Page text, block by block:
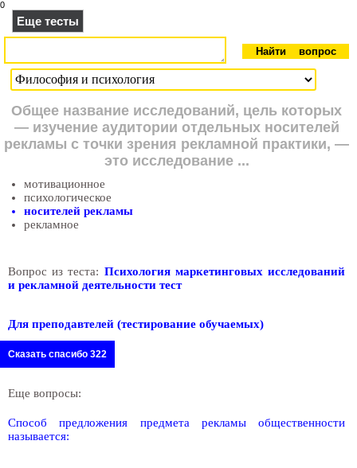
0
Еще тесты
Общее название исследований, цель которых
— изучение аудитории отдельных носителей
рекламы с точки зрения рекламной практики, —
это исследование ...
мотивационное
психологическое
носителей рекламы
рекламное
Вопрос из теста: Психология маркетинговых исследований
и рекламной деятельности тест
Для преподавтелей (тестирование обучаемых)
Сказать спасибо 322
Еще вопросы:
Способ предложения предмета рекламы общественности
называется: